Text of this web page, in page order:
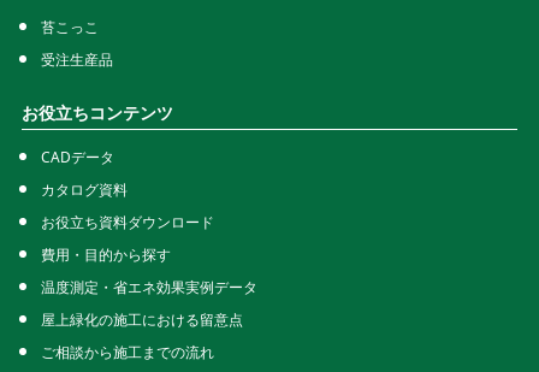
苔こっこ
受注生産品
お役立ちコンテンツ
CADデータ
カタログ資料
お役立ち資料ダウンロード
費用・目的から探す
温度測定・省エネ効果実例データ
屋上緑化の施工における留意点
ご相談から施工までの流れ